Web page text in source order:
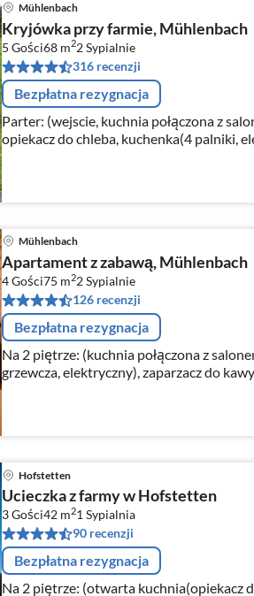
Mühlenbach
Kryjówka przy farmie, Mühlenbach
5 Gości68 m22Sypialnie
316 recenzji
Bezpłatna rezygnacja
Parter: (wejscie, kuchnia połączona z
opiekacz do chleba, kuchenka(4 palniki,
zaparzacz do kawy(filter)
Mühlenbach
Apartament z zabawą, Mühlenbach
4 Gości75 m22Sypialnie
126 recenzji
Bezpłatna rezygnacja
Na 2 piętrze: (kuchnia połączona z
grzewcza, elektryczny), zaparzacz do
kuchenka mikrofalowa, zmywarka do
Hofstetten
Ucieczka z farmy w Hofstetten
3 Gości42 m21 Sypialnia
90 recenzji
Bezpłatna rezygnacja
Na 2 piętrze: (otwarta kuchnia(opiekacz